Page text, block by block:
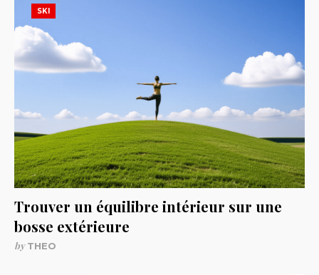
SKI
Trouver un équilibre intérieur sur une
bosse extérieure
byTHEO